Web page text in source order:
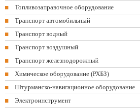
Топливозаправочное оборудование
Транспорт автомобильный
Транспорт водный
Транспорт воздушный
Транспорт железнодорожный
Химическое оборудование (РХБЗ)
Штурманско-навигационное оборудование
Электроинструмент